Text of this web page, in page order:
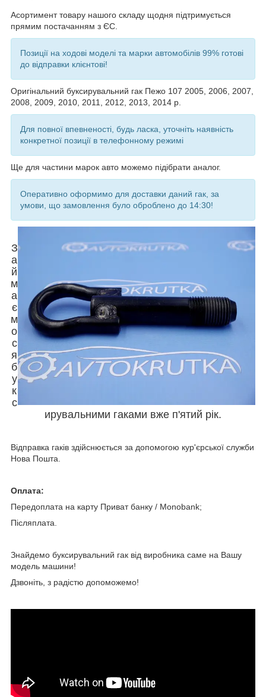
Асортимент товару нашого складу щодня підтримується
прямим постачанням з ЄС.
Позиції на ходові моделі та марки автомобілів 99% готові
до відправки клієнтові!
Оригінальний буксирувальний гак Пежо 107 2005, 2006, 2007,
2008, 2009, 2010, 2011, 2012, 2013, 2014 р.
Для повної впевненості, будь ласка, уточніть наявність
конкретної позиції в телефонному режимі
Ще для частини марок авто можемо підібрати аналог.
Оперативно оформимо для доставки даний гак, за
умови, що замовлення було оброблено до 14:30!
З
а
й
м
а
є
м
о
с
я
б
у
к
с
ирувальними гаками вже п'ятий рік.
Відправка гаків здійснюється за допомогою кур'єрської служби
Нова Пошта.
Оплата:
Передоплата на карту Приват банку / Мonobank;
Післяплата.
Знайдемо буксирувальний гак від виробника саме на Вашу
модель машини!
Дзвоніть, з радістю допоможемо!